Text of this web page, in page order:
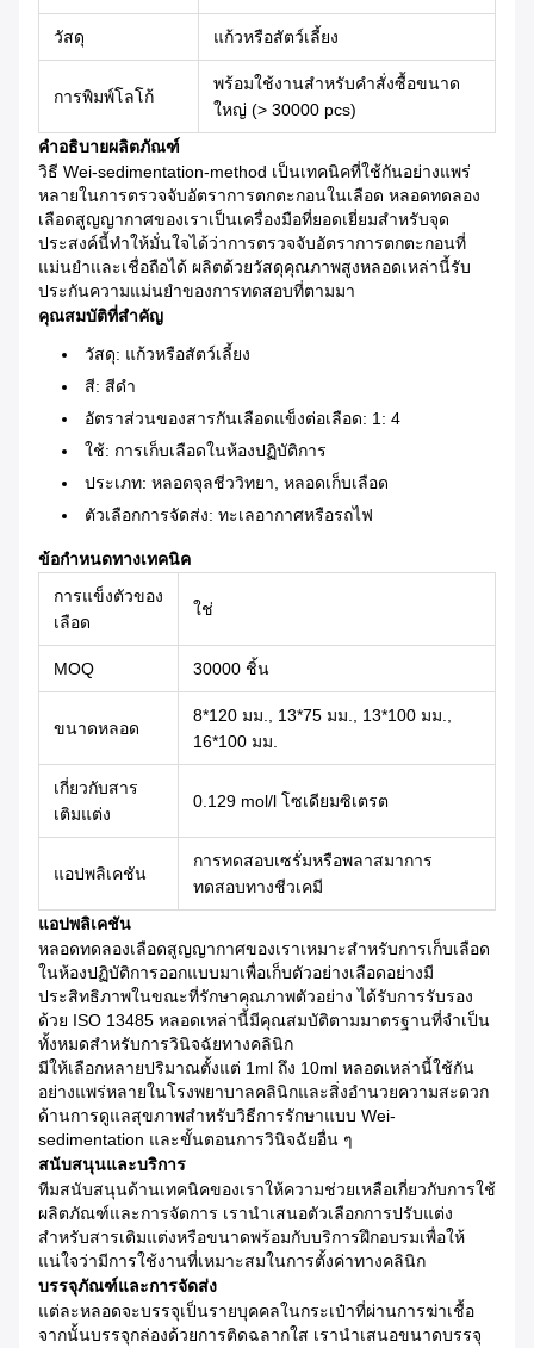
วัสดุ แก้วหรือสัตว์เลี้ยง
การพิมพ์โลโก้
พร้อมใช้งานสำหรับคำสั่งซื้อขนาด
ใหญ่ (> 30000 pcs)
คำอธิบายผลิตภัณฑ์
วิธี Wei-sedimentation-method เป็นเทคนิคที่ใช้กันอย่างแพร่
หลายในการตรวจจับอัตราการตกตะกอนในเลือด หลอดทดลอง
เลือดสูญญากาศของเราเป็นเครื่องมือที่ยอดเยี่ยมสำหรับจุด
ประสงค์นี้ทำให้มั่นใจได้ว่าการตรวจจับอัตราการตกตะกอนที่
แม่นยำและเชื่อถือได้ ผลิตด้วยวัสดุคุณภาพสูงหลอดเหล่านี้รับ
ประกันความแม่นยำของการทดสอบที่ตามมา
คุณสมบัติที่สำคัญ
วัสดุ: แก้วหรือสัตว์เลี้ยง
สี: สีดำ
อัตราส่วนของสารกันเลือดแข็งต่อเลือด: 1: 4
ใช้: การเก็บเลือดในห้องปฏิบัติการ
ประเภท: หลอดจุลชีววิทยา, หลอดเก็บเลือด
ตัวเลือกการจัดส่ง: ทะเลอากาศหรือรถไฟ
ข้อกำหนดทางเทคนิค
การแข็งตัวของ
เลือด
ใช่
MOQ 30000 ชิ้น
ขนาดหลอด
8*120 มม., 13*75 มม., 13*100 มม.,
16*100 มม.
เกี่ยวกับสาร
เติมแต่ง
0.129 mol/l โซเดียมซิเตรต
แอปพลิเคชัน
การทดสอบเซรั่มหรือพลาสมาการ
ทดสอบทางชีวเคมี
แอปพลิเคชัน
หลอดทดลองเลือดสูญญากาศของเราเหมาะสำหรับการเก็บเลือด
ในห้องปฏิบัติการออกแบบมาเพื่อเก็บตัวอย่างเลือดอย่างมี
ประสิทธิภาพในขณะที่รักษาคุณภาพตัวอย่าง ได้รับการรับรอง
ด้วย ISO 13485 หลอดเหล่านี้มีคุณสมบัติตามมาตรฐานที่จำเป็น
ทั้งหมดสำหรับการวินิจฉัยทางคลินิก
มีให้เลือกหลายปริมาณตั้งแต่ 1ml ถึง 10ml หลอดเหล่านี้ใช้กัน
อย่างแพร่หลายในโรงพยาบาลคลินิกและสิ่งอำนวยความสะดวก
ด้านการดูแลสุขภาพสำหรับวิธีการรักษาแบบ Wei-
sedimentation และขั้นตอนการวินิจฉัยอื่น ๆ
สนับสนุนและบริการ
ทีมสนับสนุนด้านเทคนิคของเราให้ความช่วยเหลือเกี่ยวกับการใช้
ผลิตภัณฑ์และการจัดการ เรานำเสนอตัวเลือกการปรับแต่ง
สำหรับสารเติมแต่งหรือขนาดพร้อมกับบริการฝึกอบรมเพื่อให้
แน่ใจว่ามีการใช้งานที่เหมาะสมในการตั้งค่าทางคลินิก
บรรจุภัณฑ์และการจัดส่ง
แต่ละหลอดจะบรรจุเป็นรายบุคคลในกระเป๋าที่ผ่านการฆ่าเชื้อ
จากนั้นบรรจุกล่องด้วยการติดฉลากใส เรานำเสนอขนาดบรรจุ